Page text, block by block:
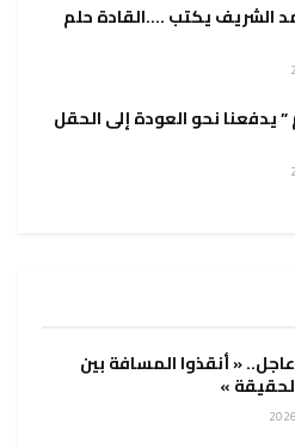
الشريف يكتب ….القادة حلم
” يدفعنا نحو العودة إلى الحقل
« أنقذوا المسافة بين
»